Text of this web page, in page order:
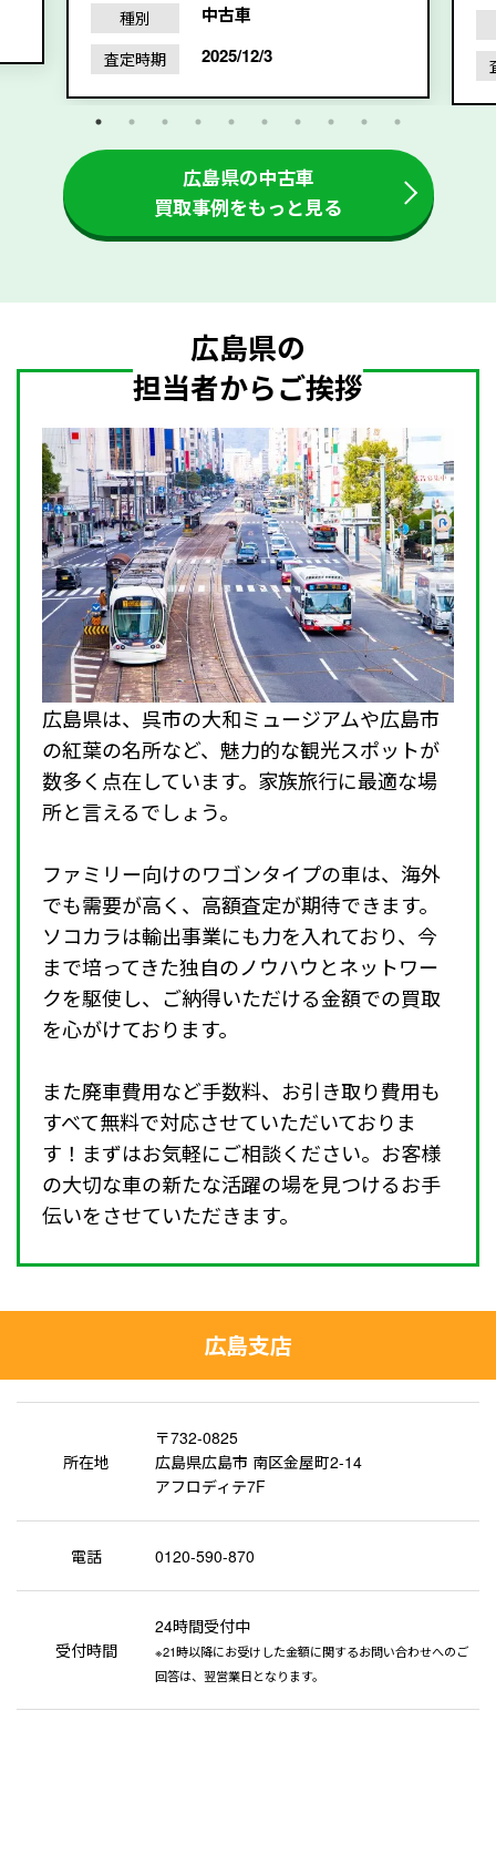
種別 中古車
査定時期 2025/12/3
広島県の中古車
買取事例をもっと見る
広島県の
担当者からご挨拶
広島県は、呉市の大和ミュージアムや広島市
の紅葉の名所など、魅力的な観光スポットが
数多く点在しています。家族旅行に最適な場
所と言えるでしょう。
ファミリー向けのワゴンタイプの車は、海外
でも需要が高く、高額査定が期待できます。
ソコカラは輸出事業にも力を入れており、今
まで培ってきた独自のノウハウとネットワー
クを駆使し、ご納得いただける金額での買取
を心がけております。
また廃車費用など手数料、お引き取り費用も
すべて無料で対応させていただいておりま
す！まずはお気軽にご相談ください。お客様
の大切な車の新たな活躍の場を見つけるお手
伝いをさせていただきます。
広島支店
所在地
〒732-0825
広島県広島市 南区金屋町2-14
アフロディテ7F
電話 0120-590-870
受付時間
24時間受付中
※21時以降にお受けした金額に関するお問い合わせへのご
回答は、翌営業日となります。